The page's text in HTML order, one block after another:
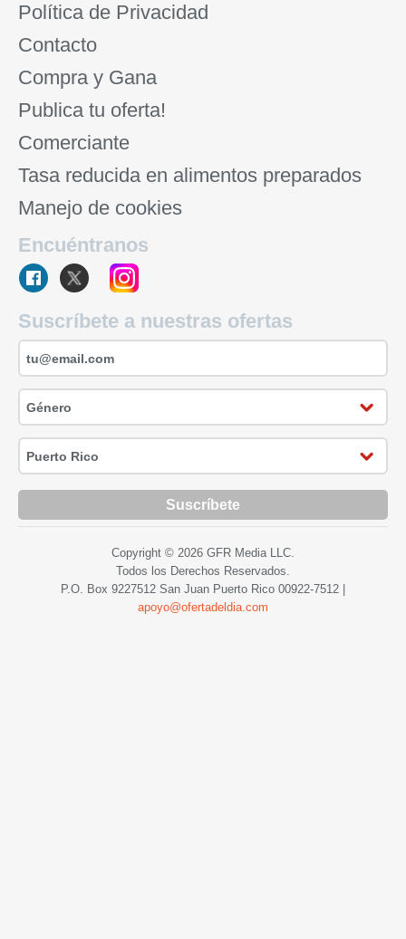
Política de Privacidad
Contacto
Compra y Gana
Publica tu oferta!
Comerciante
Tasa reducida en alimentos preparados
Manejo de cookies
Encuéntranos
Suscríbete a nuestras ofertas
Suscríbete
Copyright © 2026 GFR Media LLC.
Todos los Derechos Reservados.
P.O. Box 9227512 San Juan Puerto Rico 00922-7512
apoyo@ofertadeldia.com